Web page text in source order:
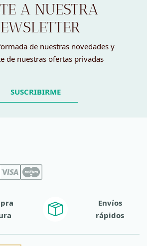
A NUESTRA
de nuestras novedades y
de nuestras ofertas privadas
SUSCRIBIRME
Envíos
rápidos